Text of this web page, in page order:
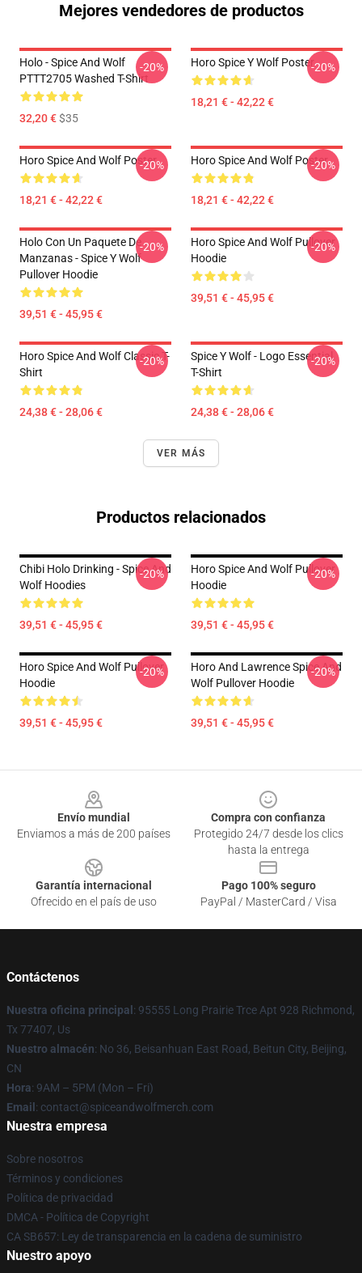
Mejores vendedores de productos
Holo - Spice And Wolf
PTTT2705 Washed T-Shirt
32,20 €$35
-20% Horo Spice Y Wolf Poster
18,21 € - 42,22 €
-20%
Horo Spice And Wolf Poster
18,21 € - 42,22 €
-20% Horo Spice And Wolf Poster
18,21 € - 42,22 €
-20%
Holo Con Un Paquete De
Manzanas - Spice Y Wolf
Pullover Hoodie
39,51 € - 45,95 €
-20%
Horo Spice And Wolf Pullover
Hoodie
39,51 € - 45,95 €
-20%
Horo Spice And Wolf Classic T-
Shirt
24,38 € - 28,06 €
-20%
Spice Y Wolf - Logo Essential
T-Shirt
24,38 € - 28,06 €
-20%
VER MÁS
Productos relacionados
Chibi Holo Drinking - Spice And
Wolf Hoodies
39,51 € - 45,95 €
-20%
Horo Spice And Wolf Pullover
Hoodie
39,51 € - 45,95 €
-20%
Horo Spice And Wolf Pullover
Hoodie
39,51 € - 45,95 €
-20%
Horo And Lawrence Spice And
Wolf Pullover Hoodie
39,51 € - 45,95 €
-20%
Envío mundial
Enviamos a más de 200 países
Compra con confianza
Protegido 24/7 desde los clics
hasta la entrega
Garantía internacional
Ofrecido en el país de uso
Pago 100% seguro
PayPal / MasterCard / Visa
Contáctenos
Nuestra oficina principal : 95555 Long Prairie Trce Apt 928 Richmond,
Tx 77407, Us
Nuestro almacén: No 36, Beisanhuan East Road, Beitun City, Beijing,
CN
Hora: 9AM – 5PM (Mon – Fri)
Email : contact@spiceandwolfmerch.com
Nuestra empresa
Sobre nosotros
Términos y condiciones
Política de privacidad
DMCA - Política de Copyright
CA SB657: Ley de transparencia en la cadena de suministro
Nuestro apoyo